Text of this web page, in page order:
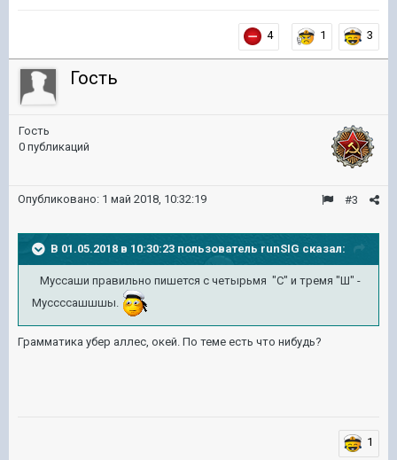
4 1 3
Гость
Гость
0 публикаций
#3
Опубликовано: 1 май 2018, 10:32:19
В 01.05.2018 в 10:30:23 пользователь runSIG сказал:
Муссаши правильно пишется с четырьмя "С" и тремя "Ш" -
Муссссашшшы.
Грамматика убер аллес, окей. По теме есть что нибудь?
1